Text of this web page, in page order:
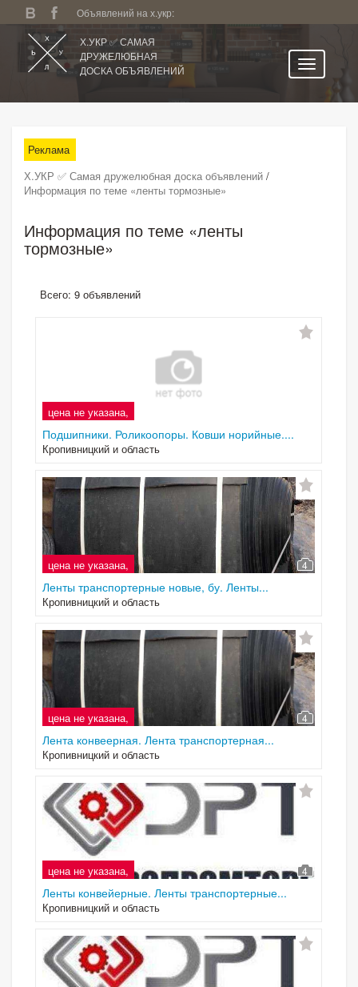
Объявлений на х.укр:
Х.УКР ✅ САМАЯ
ДРУЖЕЛЮБНАЯ
ДОСКА ОБЪЯВЛЕНИЙ
Все регионы
Категории
Избранное
Поиск по сайту
Реклама
Х.УКР ✅ Самая дружелюбная доска объявлений /
Информация по теме «ленты тормозные»
Информация по теме «ленты
тормозные»
Всего: 9 объявлений
цена не указана,
Подшипники. Роликоопоры. Ковши норийные....
Кропивницкий и область
цена не указана, 4
Ленты транспортерные новые, бу. Ленты...
Кропивницкий и область
цена не указана, 4
Лента конвеерная. Лента транспортерная...
Кропивницкий и область
цена не указана, 4
Ленты конвейерные. Ленты транспортерные...
Кропивницкий и область